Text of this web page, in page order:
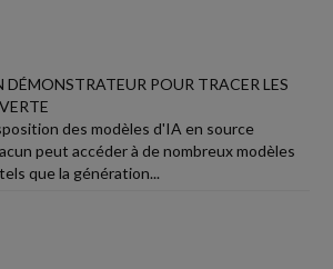
DÉMONSTRATEUR POUR TRACER LES
des modèles d'IA en source
peut accéder à de nombreux modèles
que la génération...